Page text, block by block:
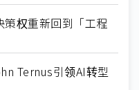
权重新回到「工程
Ternus引领AI转型